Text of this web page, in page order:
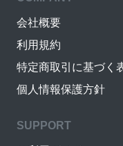
会社概要
利用規約
特定商取引に基づく
個人情報保護方針
SUPPORT